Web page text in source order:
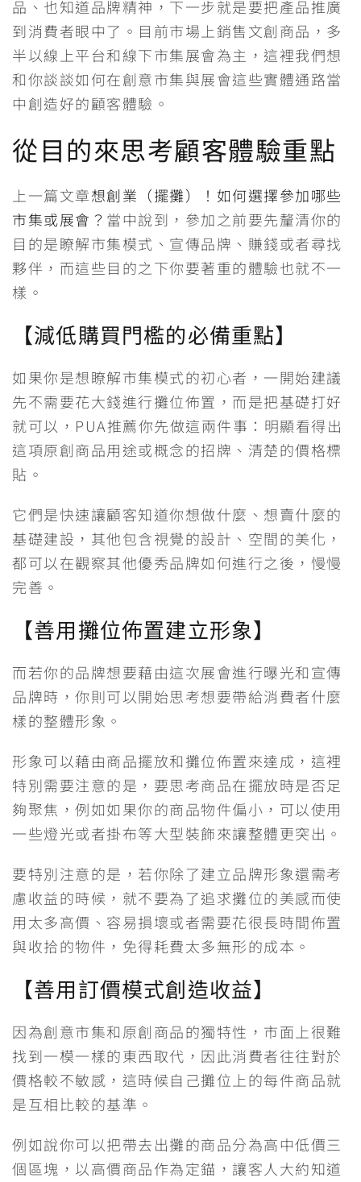
品、也知道品牌精神，下一步就是要把產品推廣
到消費者眼中了。目前市場上銷售文創商品，多
半以線上平台和線下市集展會為主，這裡我們想
和你談談如何在創意市集與展會這些實體通路當
中創造好的顧客體驗。
從目的來思考顧客體驗重點
上一篇文章想創業（擺攤）！如何選擇參加哪些
市集或展會？ 當中說到，參加之前要先釐清你的
目的是瞭解市集模式、宣傳品牌、賺錢或者尋找
夥伴，而這些目的之下你要著重的體驗也就不一
樣。
【減低購買門檻的必備重點】
如果你是想瞭解市集模式的初心者，一開始建議
先不需要花大錢進行攤位佈置，而是把基礎打好
就可以，PUA推薦你先做這兩件事：明顯看得出
這項原創商品用途或概念的招牌、清楚的價格標
貼。
它們是快速讓顧客知道你想做什麼、想賣什麼的
基礎建設，其他包含視覺的設計、空間的美化，
都可以在觀察其他優秀品牌如何進行之後，慢慢
完善。
【善用攤位佈置建立形象】
而若你的品牌想要藉由這次展會進行曝光和宣傳
品牌時，你則可以開始思考想要帶給消費者什麼
樣的整體形象。
形象可以藉由商品擺放和攤位佈置來達成，這裡
特別需要注意的是，要思考商品在擺放時是否足
夠聚焦，例如如果你的商品物件偏小，可以使用
一些燈光或者掛布等大型裝飾來讓整體更突出。
要特別注意的是，若你除了建立品牌形象還需考
慮收益的時候，就不要為了追求攤位的美感而使
用太多高價、容易損壞或者需要花很長時間佈置
與收拾的物件，免得耗費太多無形的成本。
【善用訂價模式創造收益】
因為創意市集和原創商品的獨特性，市面上很難
找到一模一樣的東西取代，因此消費者往往對於
價格較不敏感，這時候自己攤位上的每件商品就
是互相比較的基準。
例如說你可以把帶去出攤的商品分為高中低價三
個區塊，以高價商品作為定錨，讓客人大約知道